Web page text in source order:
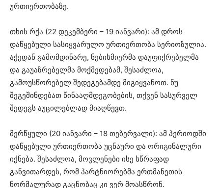
ურთიერთობაზე.
თხის რქა (22 დეკემბერი – 19 იანვარი): ამ დროს
დაწყებული სასიყვარულო ურთიერთობა სერიოზულია.
აქედან გამომდინარე, ნებისმიერმა დაუფიქრებელმა
და გაუაზრებელმა მოქმედებამ, შესაძლოა,
გამოუსწორებელ შედეგებამდე მიგიყვანოთ. ნუ
შეგეშინდებათ წინააღმდეგობების, თქვენ სასურველ
შედეგს აუცილებლად მიაღწევთ.
მერწყული (20 იანვარი – 18 თებერვალი): ამ პერიოდში
დაწყებული ურთიერთობა უცნაური და ორიგინალური
იქნება. შესაძლოა, მოვლენები ისე სწრაფად
განვითარდეს, რომ პარტნიორებმა ერთმანეთის
ნორმალურად გაცნობაც კი ვერ მოასწრონ.